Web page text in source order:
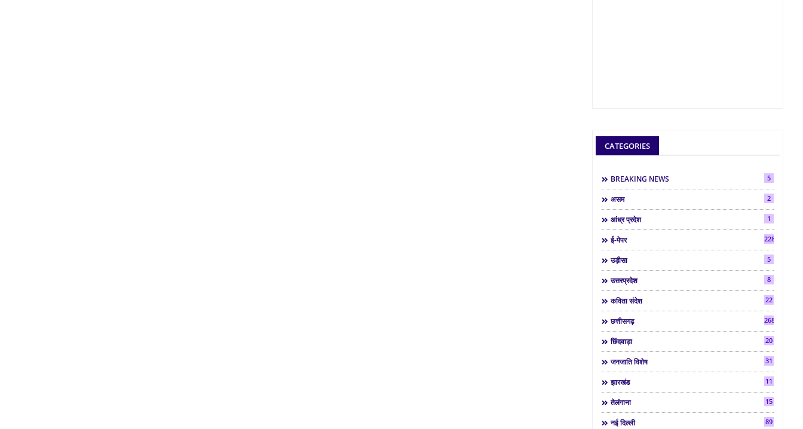
CATEGORIES
BREAKING NEWS 5
असम 2
आंध्र प्रदेश 1
ई-पेपर 2286
उड़ीसा 5
उत्तरप्रदेश 8
कविता संदेश 22
छत्तीसगढ़ 268
छिंदवाड़ा 20
जनजाति विशेष 31
झारखंड 11
तेलंगाना 15
नई दिल्ली 89